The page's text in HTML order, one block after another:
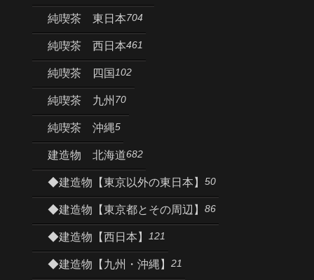
純喫茶 東日本704
純喫茶 西日本461
純喫茶 四国 102
純喫茶 九州 70
純喫茶 沖縄5
建造物 北海道682
◆建造物【東京以外の東日本】 50
◆建造物【東京都とその周辺】 86
◆建造物【西日本】 121
◆建造物【九州・沖縄】 21